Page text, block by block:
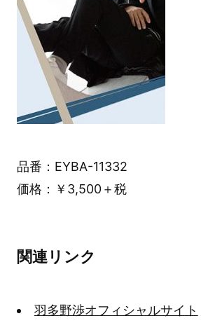
品番：EYBA-11332
価格：￥3,500＋税
関連リンク
羽多野渉オフィシャルサイト